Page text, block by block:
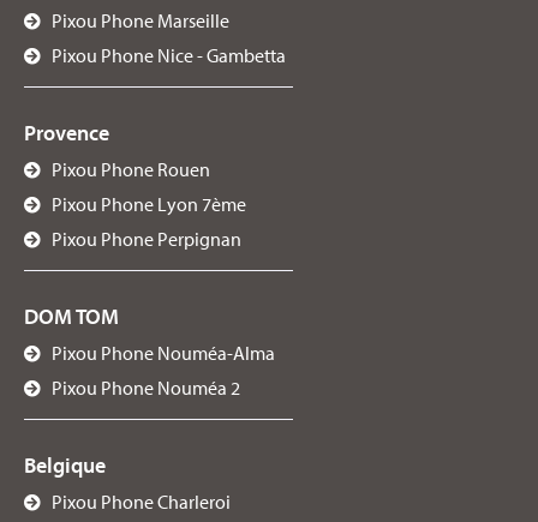
Pixou Phone Marseille
Pixou Phone Nice - Gambetta
Provence
Pixou Phone Rouen
Pixou Phone Lyon 7ème
Pixou Phone Perpignan
DOM TOM
Pixou Phone Nouméa-Alma
Pixou Phone Nouméa 2
Belgique
Pixou Phone Charleroi